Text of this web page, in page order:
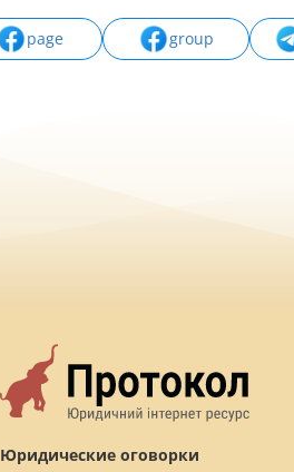
page group
Юридические оговорки